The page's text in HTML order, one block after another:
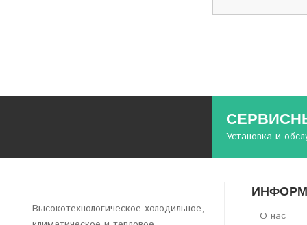
Установка и
Высокотехнологическое холодильное,
О нас